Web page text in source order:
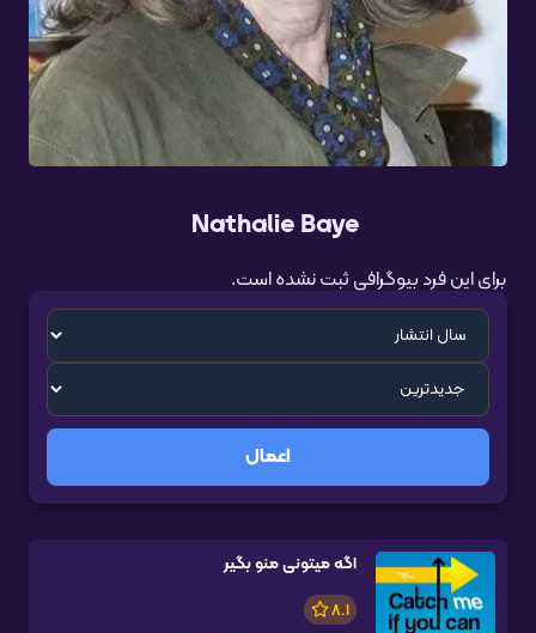
Nathalie Baye
برای این فرد بیوگرافی ثبت نشده است.
اعمال
اگه میتونی منو بگیر
8.1